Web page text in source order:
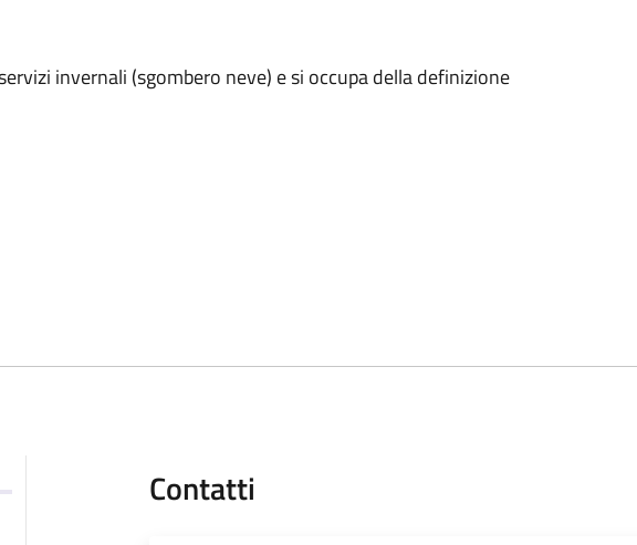
invernali (sgombero neve) e si occupa della definizione
Contatti